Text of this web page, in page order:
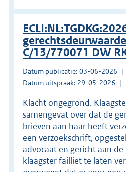
C/13/770071 DW
Datum publicatie: 03-06-2026
Datum uitspraak: 29-05-2026
Klacht ongegrond.
samengevat over dat de
brieven aan haar heeft
een verzoekschrift,
advocaat en gericht aan
klaagster failliet te laten